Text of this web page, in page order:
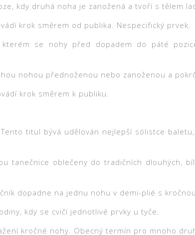
kdy druhá noha je zanožená a tvoří s tělem
krok směrem od publika. Nespecifický prvek.
se nohy před dopadem do páté
nohou přednoženou nebo zanoženou a
krok směrem k publiku.
titul bývá udělován nejlepší sólistce
tanečnice oblečeny do tradičních dlouhých,
dopadne na jednu nohu v demi-plié s
kdy se cvičí jednotlivé prvky u tyče.
kročné nohy. Obecný termín pro mnoho